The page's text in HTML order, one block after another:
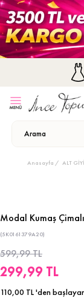
Anasayfa ALT
Modal Kumaş
(5K0161379A20)
599,99 TL
299,99 TL
110,00 TL'den